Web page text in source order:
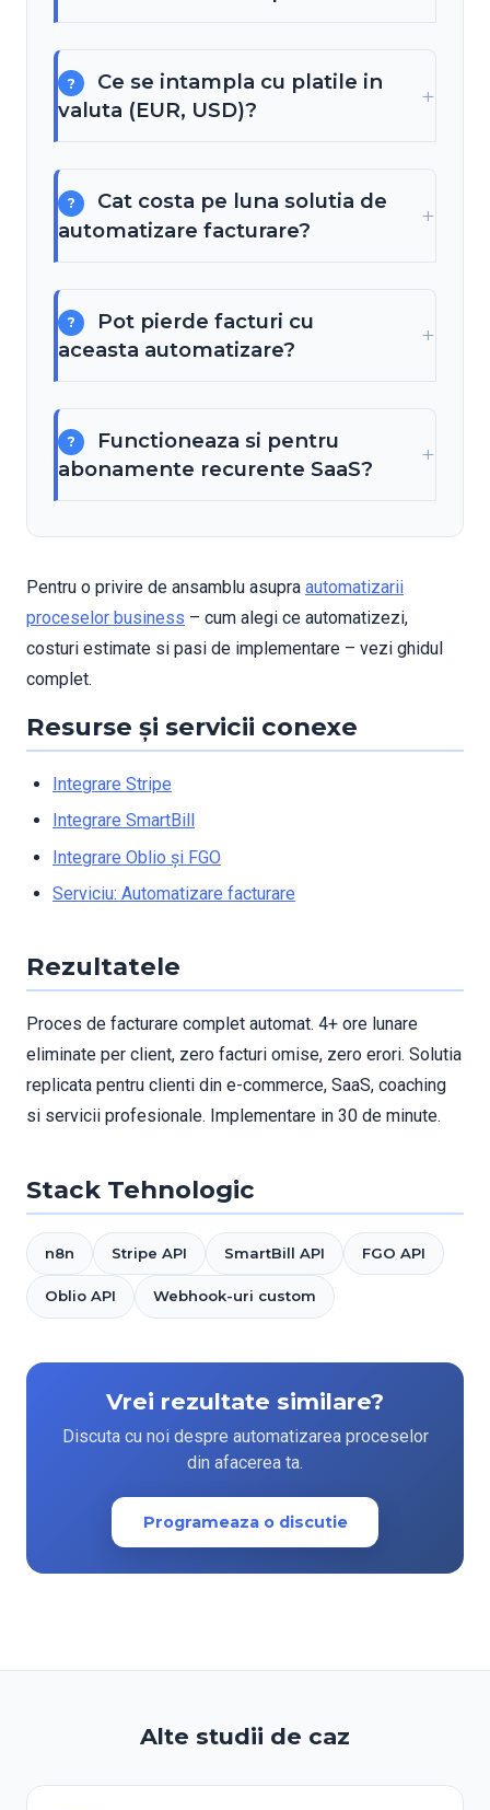
Ce se intampla cu platile in
valuta (EUR, USD)?
Cat costa pe luna solutia de
automatizare facturare?
Pot pierde facturi cu
aceasta automatizare?
Functioneaza si pentru
abonamente recurente SaaS?
Pentru o privire de ansamblu asupra automatizarii
proceselor business – cum alegi ce automatizezi,
costuri estimate si pasi de implementare – vezi ghidul
complet.
Resurse și servicii conexe
Integrare Stripe
Integrare SmartBill
Integrare Oblio și FGO
Serviciu: Automatizare facturare
Rezultatele
Proces de facturare complet automat. 4+ ore lunare
eliminate per client, zero facturi omise, zero erori. Solutia
replicata pentru clienti din e-commerce, SaaS, coaching
si servicii profesionale. Implementare in 30 de minute.
Stack Tehnologic
n8n Stripe API SmartBill API FGO API
Oblio API Webhook-uri custom
Vrei rezultate similare?
Discuta cu noi despre automatizarea proceselor
din afacerea ta.
Programeaza o discutie
Alte studii de caz